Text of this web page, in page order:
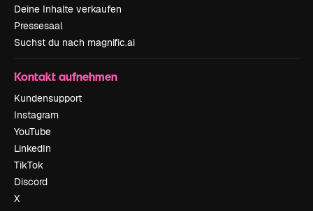
Deine Inhalte verkaufen
Pressesaal
Suchst du nach magnific.ai
Kontakt aufnehmen
Kundensupport
Instagram
YouTube
LinkedIn
TikTok
Discord
X